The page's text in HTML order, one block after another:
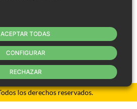
los derechos reservados.
ACEPTAR TODAS
RECHAZAR
CONFIGURAR